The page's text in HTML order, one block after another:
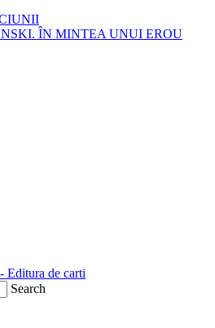
ÎN MINTEA UNUI EROU
Search